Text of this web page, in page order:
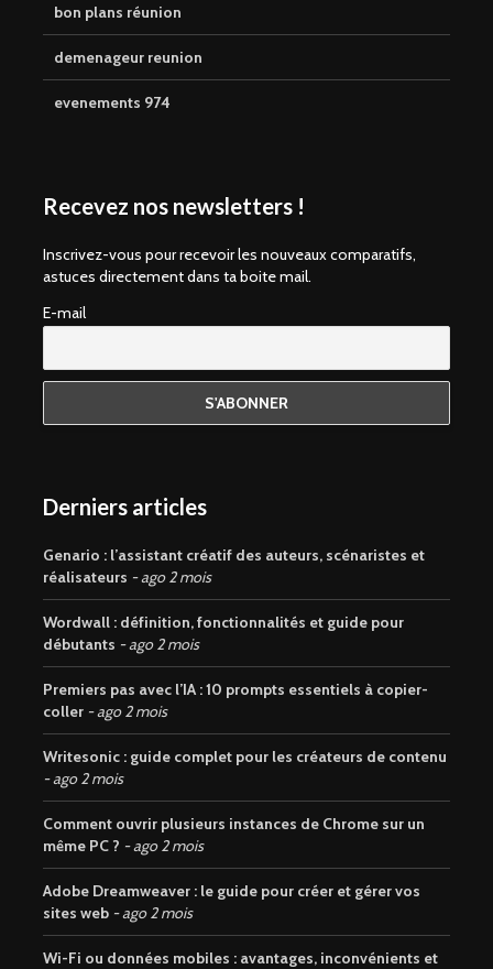
bon plans réunion
demenageur reunion
evenements 974
Recevez nos newsletters !
Inscrivez-vous pour recevoir les nouveaux comparatifs,
astuces directement dans ta boite mail.
E-mail
Derniers articles
Genario : l’assistant créatif des auteurs, scénaristes et
réalisateurs
ago 2 mois
Wordwall : définition, fonctionnalités et guide pour
débutants
ago 2 mois
Premiers pas avec l’IA : 10 prompts essentiels à copier-
coller
ago 2 mois
Writesonic : guide complet pour les créateurs de contenu
ago 2 mois
Comment ouvrir plusieurs instances de Chrome sur un
même PC ?
ago 2 mois
Adobe Dreamweaver : le guide pour créer et gérer vos
sites web
ago 2 mois
Wi-Fi ou données mobiles : avantages, inconvénients et